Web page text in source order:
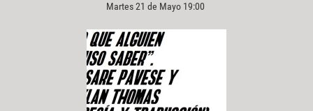
Martes 21 de Mayo 19:00